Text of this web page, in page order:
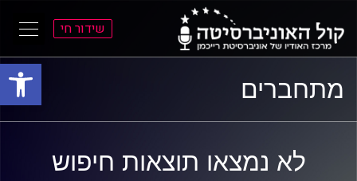
פתח
התפריט
הראשי
התוכן
הראשי
שידור חי
מתחברים
לא נמצאו תוצאות חיפוש